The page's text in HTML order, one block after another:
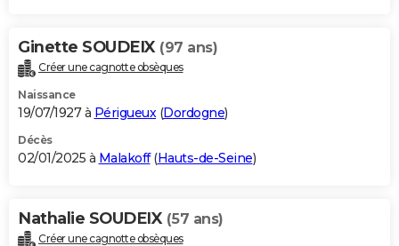
Carte de Noël
Carte Bonne année
Carte Saint-Valentin
Carte Pâques
Carte d'anniversaire
DICTIONNAIRE
Dictionnaire
Biographies
Citations
Expressions
Proverbes
PROGRAMME TV
S'inscrire
Se connecter
Lycées
Collèges
Primaires
Universités
Entreprises
Service militaire
Avis de recherche
AVIS DE DÉCÈS
Bricolage
Lifestyle
Culture
Sport
Auto
Television
Voyage
Cinema
Ginette SOUDEIX (97 ans)
Créer une cagnotte obsèques
Naissance
19/07/1927 à Périgueux(Dordogne)
Décès
02/01/2025 à Malakoff(Hauts-de-Seine)
Nathalie SOUDEIX (57 ans)
Créer une cagnotte obsèques